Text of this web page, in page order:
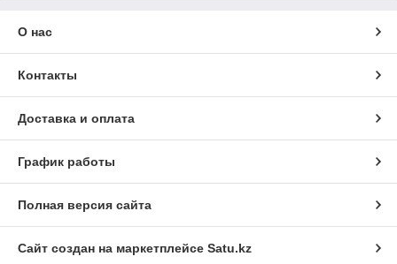
О нас
Контакты
Доставка и оплата
График работы
Полная версия сайта
Сайт создан на маркетплейсе Satu.kz